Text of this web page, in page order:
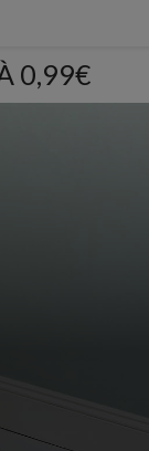
0,99€